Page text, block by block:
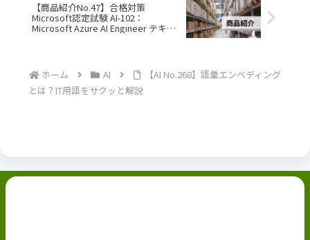
【商品紹介No.47】合格対策
Microsoft認定試験 AI-102：
Microsoft Azure AI Engineer テキス
ホーム
AI
【AI No.268】語彙エンベディング
とは？IT用語をサクッと解説